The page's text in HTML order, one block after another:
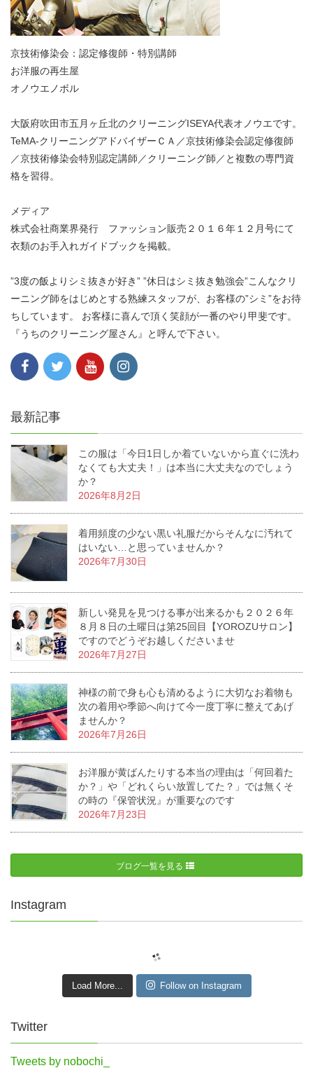
京技術修染会：認定修復師・特別講師
お洋服の再生屋
オノウエノボル
大阪府吹田市五月ヶ丘北のクリーニングISEYA代表オノウエです。
TeMA-クリーニングアドバイザーＣＡ／京技術修染会認定修復師
／京技術修染会特別認定講師／クリーニング師／と複数の専門資
格を習得。
メディア
株式会社商業界発行 ファッション販売２０１６年１２月号にて
衣類のお手入れガイドブックを掲載。
”3度の飯よりシミ抜きが好き” ”休日はシミ抜き勉強会”こんなクリ
ーニング師をはじめとする熟練スタッフが、お客様の”シミ”をお待
ちしています。 お客様に喜んで頂く笑顔が一番のやり甲斐です。
『うちのクリーニング屋さん』と呼んで下さい。
最新記事
この服は「今日1日しか着ていないから直ぐに洗わ
なくても大丈夫！」は本当に大丈夫なのでしょう
か？
2026年8月2日
着用頻度の少ない黒い礼服だからそんなに汚れて
はいない…と思っていませんか？
2026年7月30日
新しい発見を見つける事が出来るかも２０２６年
８月８日の土曜日は第25回目【YOROZUサロン】
ですのでどうぞお越しくださいませ
2026年7月27日
神様の前で身も心も清めるように大切なお着物も
次の着用や季節へ向けて今一度丁寧に整えてあげ
ませんか？
2026年7月26日
お洋服が黄ばんたりする本当の理由は「何回着た
か？」や「どれくらい放置してた？」では無くそ
の時の『保管状況』が重要なのです
2026年7月23日
ブログ一覧を見る
Instagram
Load More... Follow on Instagram
Twitter
Tweets by nobochi_